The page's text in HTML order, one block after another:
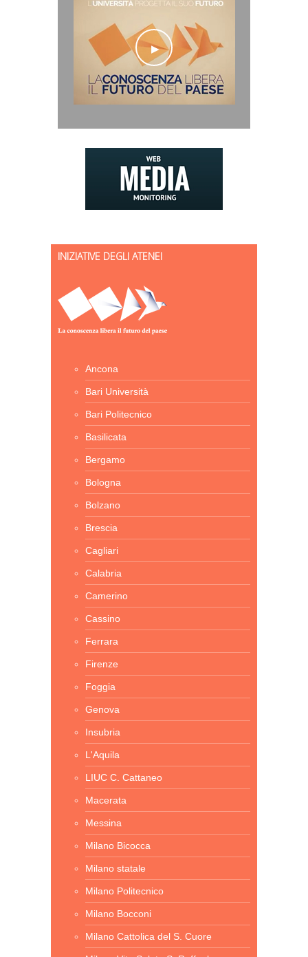
INIZIATIVE DEGLI ATENEI
Ancona
Bari Università
Bari Politecnico
Basilicata
Bergamo
Bologna
Bolzano
Brescia
Cagliari
Calabria
Camerino
Cassino
Ferrara
Firenze
Foggia
Genova
Insubria
L'Aquila
LIUC C. Cattaneo
Macerata
Messina
Milano Bicocca
Milano statale
Milano Politecnico
Milano Bocconi
Milano Cattolica del S. Cuore